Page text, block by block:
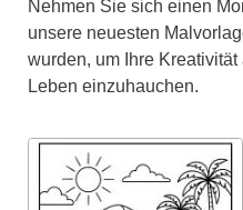
Nehmen Sie sich einen
unsere neuesten
wurden, um Ihre
Leben einzuhauchen.